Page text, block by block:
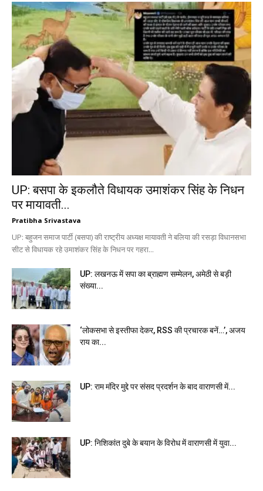
UP: बसपा के इकलौते विधायक उमाशंकर सिंह के निधन
पर मायावती...
Pratibha Srivastava
UP: बहुजन समाज पार्टी (बसपा) की राष्ट्रीय अध्यक्ष मायावती ने बलिया की रसड़ा विधानसभा
सीट से विधायक रहे उमाशंकर सिंह के निधन पर गहरा...
UP: लखनऊ में सपा का ब्राह्मण सम्मेलन, अमेठी से बड़ी
संख्या...
‘लोकसभा से इस्तीफा देकर, RSS की प्रचारक बनें…’, अजय
राय का...
UP: राम मंदिर मुद्दे पर संसद प्रदर्शन के बाद वाराणसी में...
UP: निशिकांत दुबे के बयान के विरोध में वाराणसी में युवा...